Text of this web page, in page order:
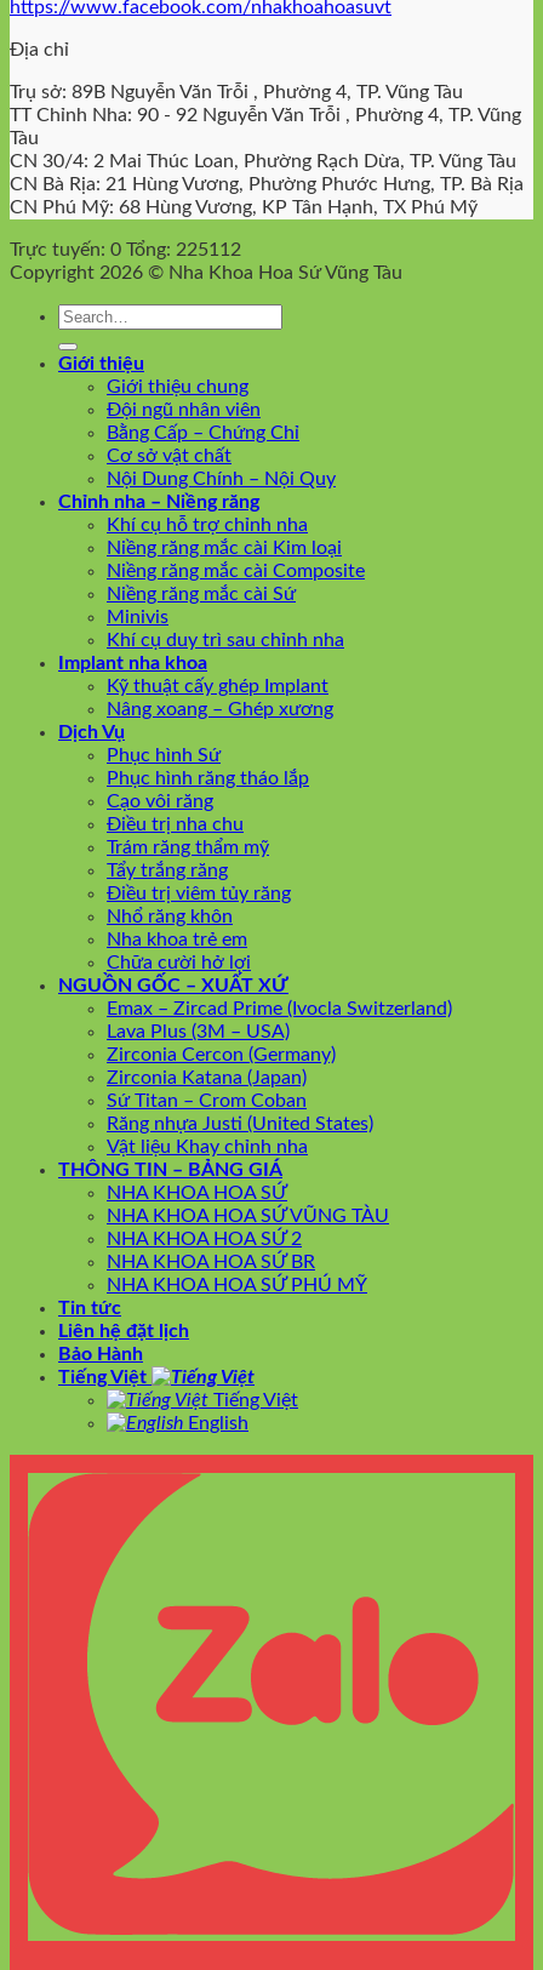
https://www.facebook.com/nhakhoahoasuvt
Địa chỉ
Trụ sở: 89B Nguyễn Văn Trỗi , Phường 4, TP. Vũng Tàu
TT Chỉnh Nha: 90 - 92 Nguyễn Văn Trỗi , Phường 4, TP. Vũng
Tàu
CN 30/4: 2 Mai Thúc Loan, Phường Rạch Dừa, TP. Vũng Tàu
CN Bà Rịa: 21 Hùng Vương, Phường Phước Hưng, TP. Bà Rịa
CN Phú Mỹ: 68 Hùng Vương, KP Tân Hạnh, TX Phú Mỹ
Trực tuyến: 0 Tổng: 225112
Copyright 2026 © Nha Khoa Hoa Sứ Vũng Tàu
Giới thiệu
Giới thiệu chung
Đội ngũ nhân viên
Bằng Cấp – Chứng Chỉ
Cơ sở vật chất
Nội Dung Chính – Nội Quy
Chỉnh nha – Niềng răng
Khí cụ hỗ trợ chỉnh nha
Niềng răng mắc cài Kim loại
Niềng răng mắc cài Composite
Niềng răng mắc cài Sứ
Minivis
Khí cụ duy trì sau chỉnh nha
Implant nha khoa
Kỹ thuật cấy ghép Implant
Nâng xoang – Ghép xương
Dịch Vụ
Phục hình Sứ
Phục hình răng tháo lắp
Cạo vôi răng
Điều trị nha chu
Trám răng thẩm mỹ
Tẩy trắng răng
Điều trị viêm tủy răng
Nhổ răng khôn
Nha khoa trẻ em
Chữa cười hở lợi
NGUỒN GỐC – XUẤT XỨ
Emax – Zircad Prime (Ivocla Switzerland)
Lava Plus (3M – USA)
Zirconia Cercon (Germany)
Zirconia Katana (Japan)
Sứ Titan – Crom Coban
Răng nhựa Justi (United States)
Vật liệu Khay chỉnh nha
THÔNG TIN – BẢNG GIÁ
NHA KHOA HOA SỨ
NHA KHOA HOA SỨ VŨNG TÀU
NHA KHOA HOA SỨ 2
NHA KHOA HOA SỨ BR
NHA KHOA HOA SỨ PHÚ MỸ
Tin tức
Liên hệ đặt lịch
Bảo Hành
Tiếng Việt
Tiếng Việt
English